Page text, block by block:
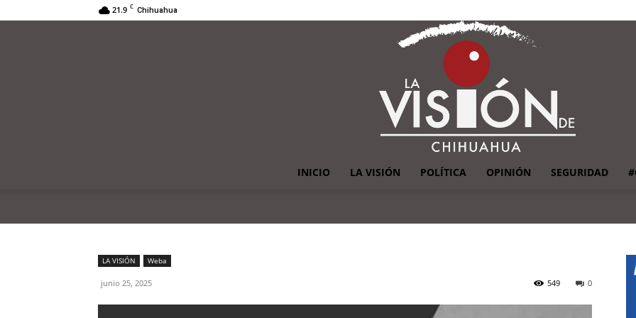
21.9 C Chihuahua
INICIO LA VISIÓN POLÍTICA OPINIÓN SEGURIDAD
LA VISIÓN Weba
junio 25, 2025 0
549